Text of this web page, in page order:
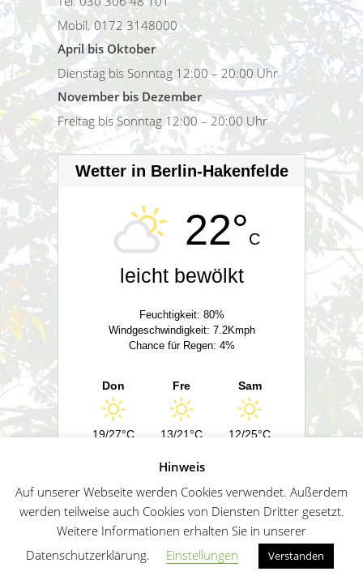
Mobil. 0172 3148000
April bis Oktober
Dienstag bis Sonntag 12:00 – 20:00 Uhr
November bis Dezember
Freitag bis Sonntag 12:00 – 20:00 Uhr
Wetter in Berlin-Hakenfelde
22°C
leicht bewölkt
Feuchtigkeit: 80%
Windgeschwindigkeit: 7.2Kmph
Chance für Regen: 4%
Don
19/27°C
Fre
13/21°C
Sam
12/25°C
Impressum Datenschutz Sitemap German
Penguin WordPress Theme kreiert von WPZOO
Hinweis
Auf unserer Webseite werden Cookies verwendet. Außerdem
werden teilweise auch Cookies von Diensten Dritter gesetzt.
Weitere Informationen erhalten Sie in unserer
Datenschutzerklärung.
Einstellungen Verstanden